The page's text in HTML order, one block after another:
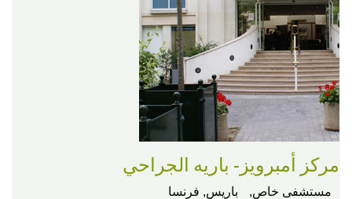
مركز أمبرويز- باريه الجراحي
مستشفى خاص, باريس, فرنسا